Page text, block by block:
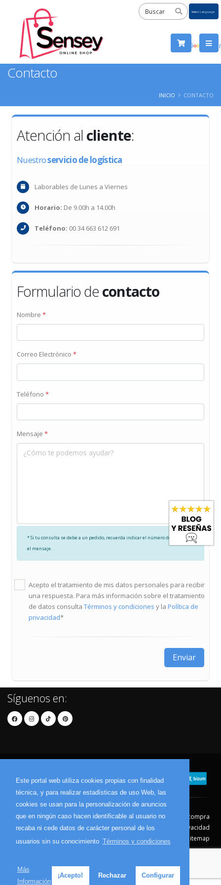
Este portal web utiliza cookies propias con finalidad
técnica, y para realizar estadísticas de uso Web, las
cookies se usan para la personalización de anuncios
que en ningún caso hacen identificable al usuario no
recaba ni cede datos de carácter personal de los
usuarios sin su conocimiento Términos y condiciones
Más
Información
¡Acepto! Rechazar Configurar
by
Contacto
INICIO CONTACTO
Atención al cliente:
Nuestroservicio de logística
Laborables de Lunes a Viernes
Horario: De 9.00h a 14.00h
Teléfono: 00 34 663 612 691
Formulario decontacto
Nombre *
Correo Electrónico *
Teléfono *
Mensaje *
* Si tu consulta se debe a un pedido, recuerda indicar el número de pedido en
el mensaje.
Acepto el tratamiento de mis datos personales para recibir
una respuesta. Para más información sobre el tratamiento
de datos consulta Términos y condiciones y la Política de
privacidad*
Síguenos en:
Contacto Aviso Legal
Condiciones de compra
Política de envíos
Política de devolución
Política de Privacidad
Política de Cookies
Sitemap